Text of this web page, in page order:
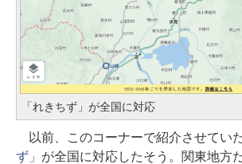
「れきちず」が全国に対応
以前、このコーナーで紹介させてい
ず」 が全国に対応したそう。関東地方